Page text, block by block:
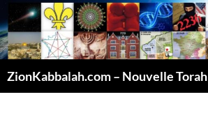
ZionKabbalah.com – Nouvelle Torah